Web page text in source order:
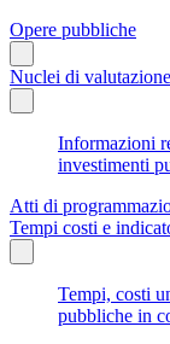
Opere pubbliche
Nuclei di
Informazioni
investimenti
Atti di
Tempi costi e
Tempi, costi
pubbliche in